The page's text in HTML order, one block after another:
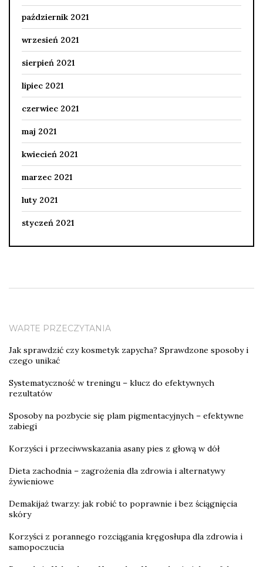
październik 2021
wrzesień 2021
sierpień 2021
lipiec 2021
czerwiec 2021
maj 2021
kwiecień 2021
marzec 2021
luty 2021
styczeń 2021
WARTE PRZECZYTANIA
Jak sprawdzić czy kosmetyk zapycha? Sprawdzone sposoby i
czego unikać
Systematyczność w treningu – klucz do efektywnych
rezultatów
Sposoby na pozbycie się plam pigmentacyjnych – efektywne
zabiegi
Korzyści i przeciwwskazania asany pies z głową w dół
Dieta zachodnia – zagrożenia dla zdrowia i alternatywy
żywieniowe
Demakijaż twarzy: jak robić to poprawnie i bez ściągnięcia
skóry
Korzyści z porannego rozciągania kręgosłupa dla zdrowia i
samopoczucia